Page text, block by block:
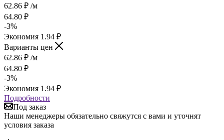
62.86 ₽ /м
64.80 ₽
-3%
Экономия 1.94 ₽
Варианты цен
62.86 ₽ /м
64.80 ₽
-3%
Экономия 1.94 ₽
Подробности
Под заказ
Наши менеджеры обязательно свяжутся с вами и уточнят
условия заказа